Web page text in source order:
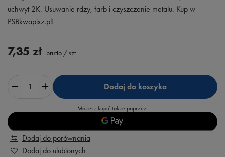
uchwyt 2K. Usuwanie rdzy, farb i czyszczenie metalu. Kup w
PSBkwapisz.pl!
7,35 zł brutto / szt.
Dodaj do koszyka
Możesz kupić także poprzez:
Dodaj do porównania
Dodaj do ulubionych